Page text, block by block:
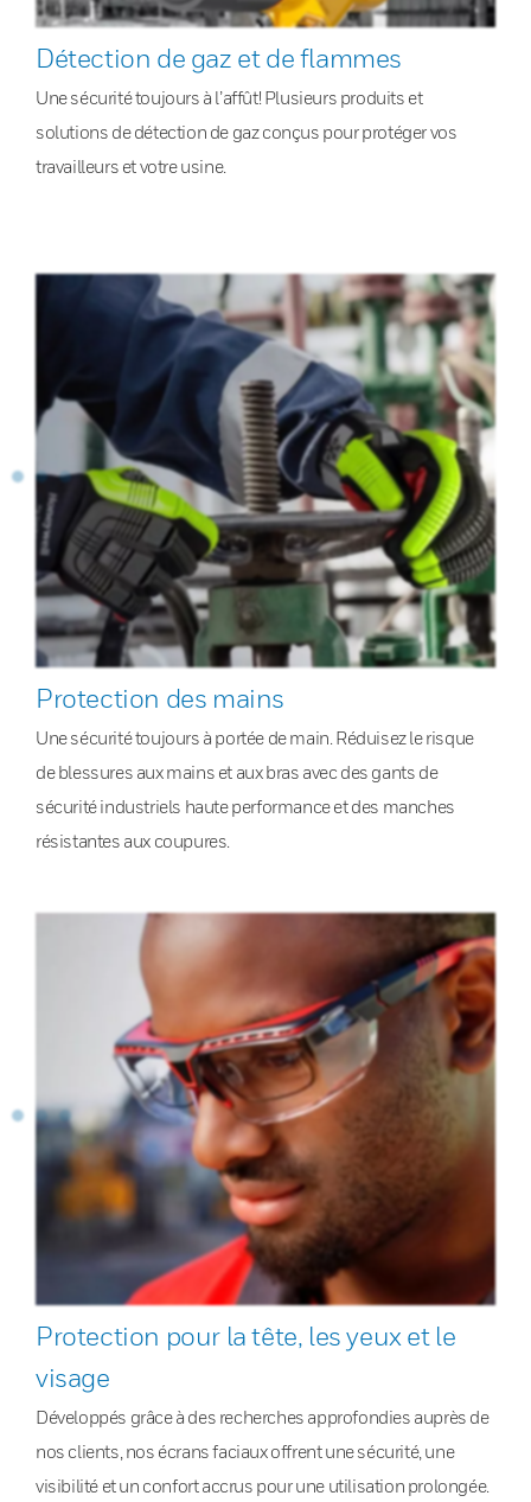
Détection de gaz et de flammes
Une sécurité toujours à l’affût! Plusieurs produits et
solutions de détection de gaz conçus pour protéger vos
travailleurs et votre usine.
Protection des mains
Une sécurité toujours à portée de main. Réduisez le risque
de blessures aux mains et aux bras avec des gants de
sécurité industriels haute performance et des manches
résistantes aux coupures.
Protection pour la tête, les yeux et le
visage
Développés grâce à des recherches approfondies auprès de
nos clients, nos écrans faciaux offrent une sécurité, une
visibilité et un confort accrus pour une utilisation prolongée.